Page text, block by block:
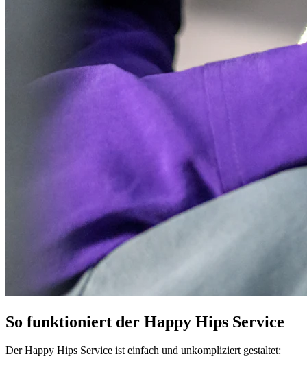
So funktioniert der Happy Hips Service
Der Happy Hips Service ist einfach und unkompliziert gestaltet: